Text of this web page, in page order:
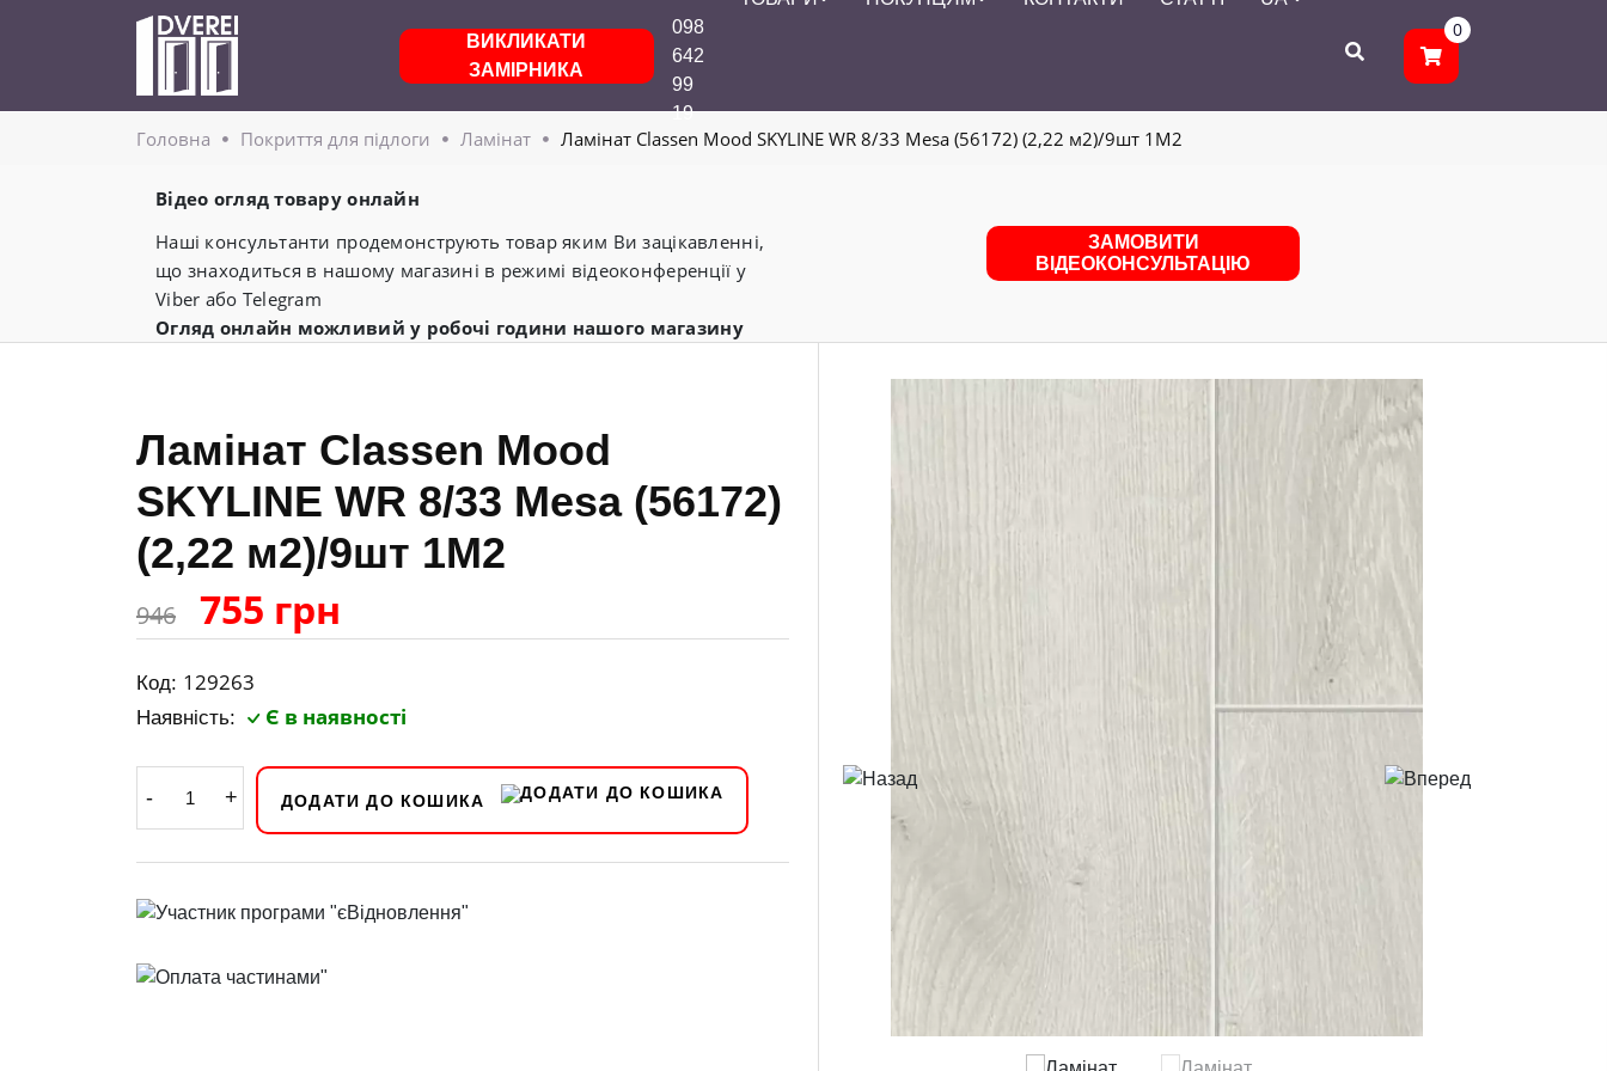
ВИКЛИКАТИ
ЗАМІРНИКА
098
642
99
19
0
Головнa Покриття для підлоги Ламінат Ламінат Classen Mood SKYLINE WR 8/33 Mesa (56172) (2,22 м2)/9шт 1М2
Відео огляд товару онлайн
Наші консультанти продемонструють товар яким Ви зацікавленні,
що знаходиться в нашому магазині в режимі відеоконференції у
Viber або Telegram
Огляд онлайн можливий у робочі години нашого магазину
ЗАМОВИТИ
ВІДЕОКОНСУЛЬТАЦІЮ
Ламінат Classen Mood
SKYLINE WR 8/33 Mesa (56172)
(2,22 м2)/9шт 1М2
946 755 грн
Код: 129263
Наявність: Є в наявності
- + ДОДАТИ ДО КОШИКА